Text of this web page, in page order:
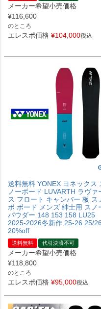
メーカー希望小売価格
¥116,600
のところ
エレスポ価格 ¥104,000税込
送料無料 YONEX ヨネックス
ノーボード LUVARTH ラヴァ
ス フロート キャンバー 板 ス
ボ ボード メンズ 紳士用 スノ
パウダー 148 153 158 LU25
2025-2026冬新作 25-26 25/26
20%off
送料無料 代引決済不可
メーカー希望小売価格
¥118,800
のところ
エレスポ価格 ¥95,000税込